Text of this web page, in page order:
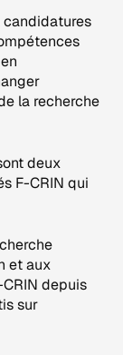
candidatures
la recherche
deux
F-CRIN qui
et aux
depuis
sur